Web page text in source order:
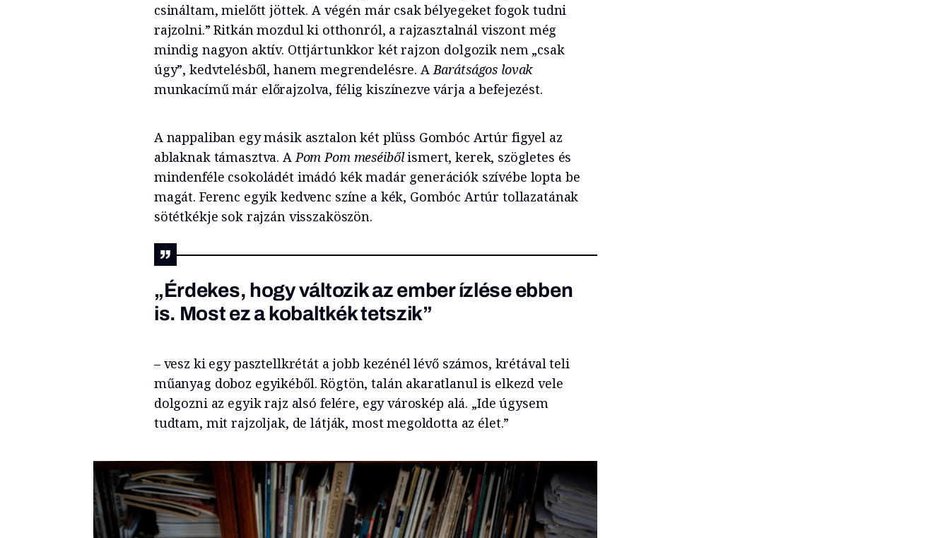
csináltam, mielőtt jöttek. A végén már csak bélyegeket fogok tudni
rajzolni.” Ritkán mozdul ki otthonról, a rajzasztalnál viszont még
mindig nagyon aktív. Ottjártunkkor két rajzon dolgozik nem „csak
úgy”, kedvtelésből, hanem megrendelésre. A Barátságos lovak
munkacímű már előrajzolva, félig kiszínezve várja a befejezést.
A nappaliban egy másik asztalon két plüss Gombóc Artúr figyel az
ablaknak támasztva. A Pom Pom meséibőlismert, kerek, szögletes és
mindenféle csokoládét imádó kék madár generációk szívébe lopta be
magát. Ferenc egyik kedvenc színe a kék, Gombóc Artúr tollazatának
sötétkékje sok rajzán visszaköszön.
„Érdekes, hogy változik az ember ízlése ebben
is. Most ez a kobaltkék tetszik”
– vesz ki egy pasztellkrétát a jobb kezénél lévő számos, krétával teli
műanyag doboz egyikéből. Rögtön, talán akaratlanul is elkezd vele
dolgozni az egyik rajz alsó felére, egy városkép alá. „Ide úgysem
tudtam, mit rajzoljak, de látják, most megoldotta az élet.”